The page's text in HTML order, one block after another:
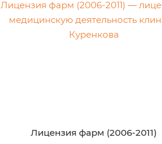
Лицензия фарм (2006-2011)